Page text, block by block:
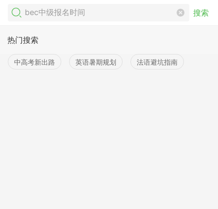
搜索
热门搜索
中高考新出路 英语暑期规划 法语避坑指南